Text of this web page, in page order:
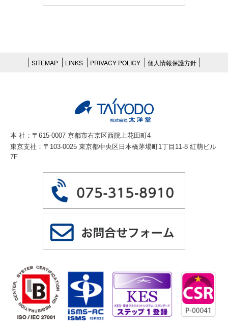
得られた情報は、Webサイトの改善などの目的
合には、お客様に再度利用目的について同意を
法令に基づく場合
人の生命、身体または財産の保護のために必要
がある場合であって、本人の同意を得ることが
困難であるとき
のために特に必要がある場合であって、本人の
同意を得ることが困難であるとき
国の機関若しくは地方公共団体またはその委託
を受けた者が法令の定める事務を遂行すること
人の同意を得ることによって当該事務の遂行に
支障を及ぼすおそれがあるとき
当社は、お客様へ商品やサービスを提供する等
の業務遂行上、個人情報の一部を外部の委託先
へ提供する場合がありますが目的の範囲を超
え、個人情報を使用させることはありません。
十分な個人情報の保護水準を満たしている者を
SITEMAP LINKS PRIVACY POLICY 個人情報保護方針
本 社：〒615-0007 京都市右京区西院上花田町4
東京支社：〒103-0025 東京都中央区日本橋茅場町1丁目11-8 紅萌ビル
7F